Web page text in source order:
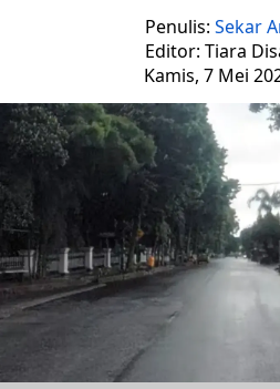
Penulis: Sekar
Editor: Tiara
Kamis, 7 Mei